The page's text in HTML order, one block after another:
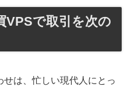
VPSで取引を次の
は、忙しい現代人にとっ